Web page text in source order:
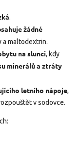
.
žádné
a maltodextrin.
na slunci, kdy
minerálů a ztráty
letního nápoje,
v sodovce.